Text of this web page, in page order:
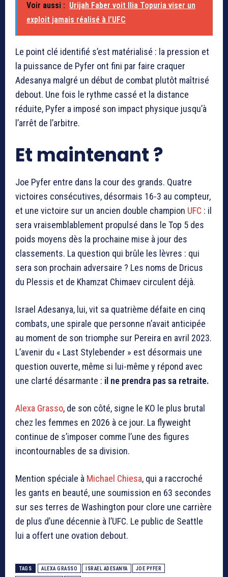
Voir aussi : Urijah Faber voit Ilia Topuria viser un
exploit jamais réalisé à l’UFC
Le point clé identifié s’est matérialisé : la pression et
la puissance de Pyfer ont fini par faire craquer
Adesanya malgré un début de combat plutôt maîtrisé
debout. Une fois le rythme cassé et la distance
réduite, Pyfer a imposé son impact physique jusqu’à
l’arrêt de l’arbitre.
Et maintenant ?
Joe Pyfer entre dans la cour des grands. Quatre
victoires consécutives, désormais 16-3 au compteur,
et une victoire sur un ancien double champion UFC : il
sera vraisemblablement propulsé dans le Top 5 des
poids moyens dès la prochaine mise à jour des
classements. La question qui brûle les lèvres : qui
sera son prochain adversaire ? Les noms de Dricus
du Plessis et de Khamzat Chimaev circulent déjà.
Israel Adesanya, lui, vit sa quatrième défaite en cinq
combats, une spirale que personne n’avait anticipée
au moment de son triomphe sur Pereira en avril 2023.
L’avenir du « Last Stylebender » est désormais une
question ouverte, même si lui-même y répond avec
une clarté désarmante : il ne prendra pas sa retraite.
Alexa Grasso, de son côté, signe le KO le plus brutal
chez les femmes en 2026 à ce jour. La flyweight
continue de s’imposer comme l’une des figures
incontournables de sa division.
Mention spéciale à Michael Chiesa, qui a raccroché
les gants en beauté, une soumission en 63 secondes
sur ses terres de Washington pour clore une carrière
de plus d’une décennie à l’UFC. Le public de Seattle
lui a offert une ovation debout.
TAGS ALEXA GRASSO ISRAEL ADESANYA JOE PYFER